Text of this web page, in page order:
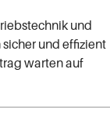
und
und effizient
warten auf